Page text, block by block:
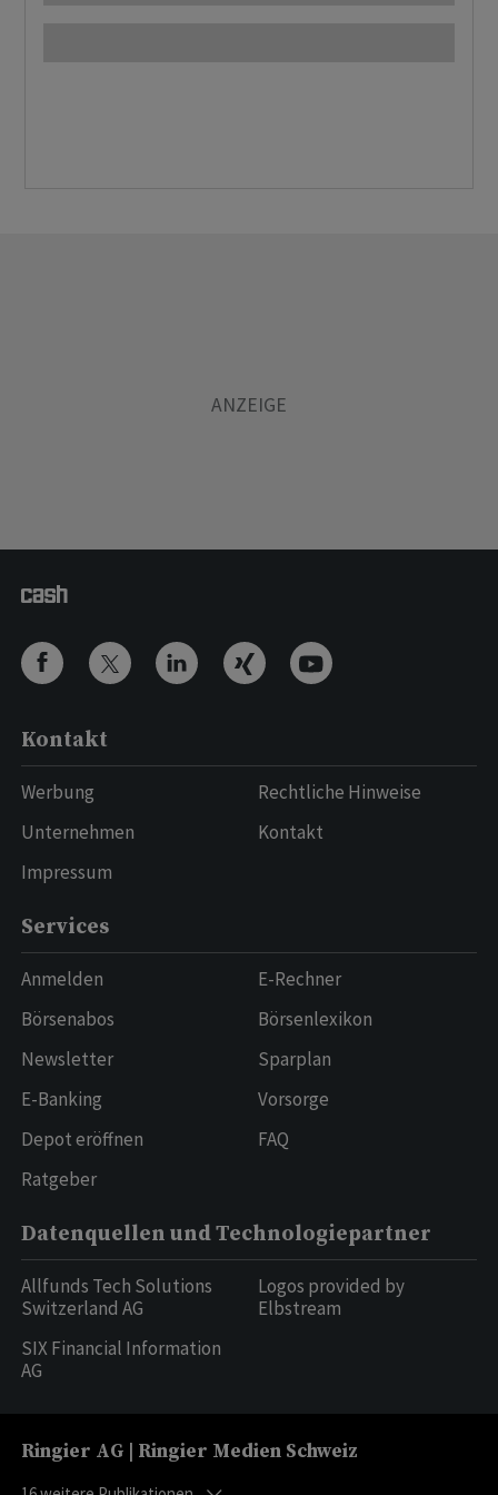
Kontakt
Werbung
Unternehmen
Impressum
Rechtliche Hinweise
Kontakt
Services
Anmelden
Börsenabos
Newsletter
E-Banking
Depot eröffnen
Ratgeber
E-Rechner
Börsenlexikon
Sparplan
Vorsorge
FAQ
Datenquellen und Technologiepartner
Allfunds Tech Solutions
Switzerland AG
SIX Financial Information
AG
Logos provided by
Elbstream
Ringier AG | Ringier Medien Schweiz